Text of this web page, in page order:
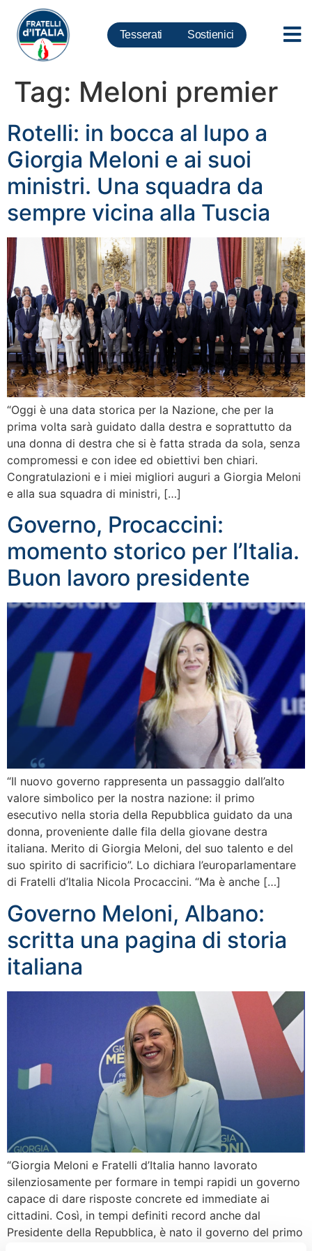
Tesserati Sostienici
Tag: Meloni premier
Rotelli: in bocca al lupo a
Giorgia Meloni e ai suoi
ministri. Una squadra da
sempre vicina alla Tuscia
“Oggi è una data storica per la Nazione, che per la
prima volta sarà guidato dalla destra e soprattutto da
una donna di destra che si è fatta strada da sola, senza
compromessi e con idee ed obiettivi ben chiari.
Congratulazioni e i miei migliori auguri a Giorgia Meloni
e alla sua squadra di ministri, […]
Governo, Procaccini:
momento storico per l’Italia.
Buon lavoro presidente
“Il nuovo governo rappresenta un passaggio dall’alto
valore simbolico per la nostra nazione: il primo
esecutivo nella storia della Repubblica guidato da una
donna, proveniente dalle fila della giovane destra
italiana. Merito di Giorgia Meloni, del suo talento e del
suo spirito di sacrificio”. Lo dichiara l’europarlamentare
di Fratelli d’Italia Nicola Procaccini. “Ma è anche […]
Governo Meloni, Albano:
scritta una pagina di storia
italiana
“Giorgia Meloni e Fratelli d’Italia hanno lavorato
silenziosamente per formare in tempi rapidi un governo
capace di dare risposte concrete ed immediate ai
cittadini. Così, in tempi definiti record anche dal
Presidente della Repubblica, è nato il governo del primo